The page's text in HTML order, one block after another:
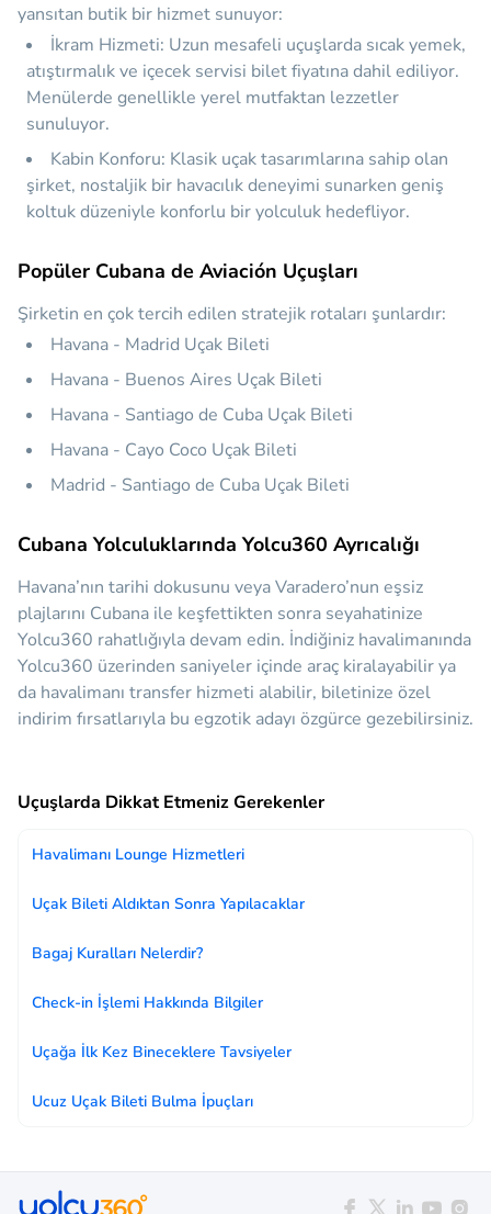
yansıtan butik bir hizmet sunuyor:
İkram Hizmeti: Uzun mesafeli uçuşlarda sıcak yemek,
atıştırmalık ve içecek servisi bilet fiyatına dahil ediliyor.
Menülerde genellikle yerel mutfaktan lezzetler
sunuluyor.
Kabin Konforu: Klasik uçak tasarımlarına sahip olan
şirket, nostaljik bir havacılık deneyimi sunarken geniş
koltuk düzeniyle konforlu bir yolculuk hedefliyor.
Popüler Cubana de Aviación Uçuşları
Şirketin en çok tercih edilen stratejik rotaları şunlardır:
Havana - Madrid Uçak Bileti
Havana - Buenos Aires Uçak Bileti
Havana - Santiago de Cuba Uçak Bileti
Havana - Cayo Coco Uçak Bileti
Madrid - Santiago de Cuba Uçak Bileti
Cubana Yolculuklarında Yolcu360 Ayrıcalığı
Havana’nın tarihi dokusunu veya Varadero’nun eşsiz
plajlarını Cubana ile keşfettikten sonra seyahatinize
Yolcu360 rahatlığıyla devam edin. İndiğiniz havalimanında
Yolcu360 üzerinden saniyeler içinde araç kiralayabilir ya
da havalimanı transfer hizmeti alabilir, biletinize özel
indirim fırsatlarıyla bu egzotik adayı özgürce gezebilirsiniz.
Uçuşlarda Dikkat Etmeniz Gerekenler
Havalimanı Lounge Hizmetleri
Uçak Bileti Aldıktan Sonra Yapılacaklar
Bagaj Kuralları Nelerdir?
Check-in İşlemi Hakkında Bilgiler
Uçağa İlk Kez Bineceklere Tavsiyeler
Ucuz Uçak Bileti Bulma İpuçları